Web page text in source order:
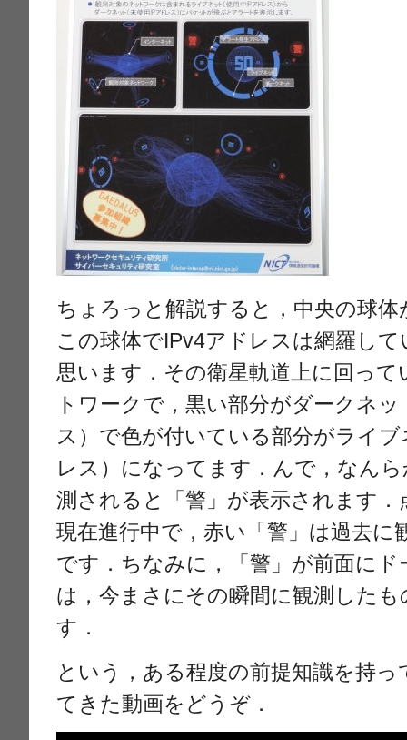
ちょろっと解説すると，中央の球
この球体でIPv4アドレスは網羅し
思います．その衛星軌道上に回っ
トワークで，黒い部分がダークネ
ス）で色が付いている部分がライ
レス）になってます．んで，なん
測されると「警」が表示されます
現在進行中で，赤い「警」は過去に
です．ちなみに，「警」が前面に
は，今まさにその瞬間に観測した
す．
という，ある程度の前提知識を持
てきた動画をどうぞ．